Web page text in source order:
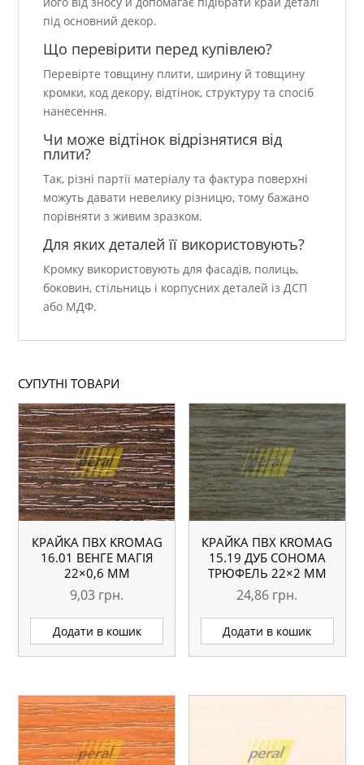
під основний декор.
Що перевірити перед купівлею?
Перевірте товщину плити, ширину й товщину
кромки, код декору, відтінок, структуру та спосіб
нанесення.
Чи може відтінок відрізнятися від
плити?
Так, різні партії матеріалу та фактура поверхні
можуть давати невелику різницю, тому бажано
порівняти з живим зразком.
Для яких деталей її використовують?
Кромку використовують для фасадів, полиць,
боковин, стільниць і корпусних деталей із ДСП
або МДФ.
СУПУТНІ ТОВАРИ
КРАЙКА ПВХ KROMAG
16.01 ВЕНГЕ МАГІЯ
22×0,6 ММ
9,03 грн.
Додати в кошик
КРАЙКА ПВХ KROMAG
15.19 ДУБ СОНОМА
ТРЮФЕЛЬ 22×2 ММ
24,86 грн.
Додати в кошик